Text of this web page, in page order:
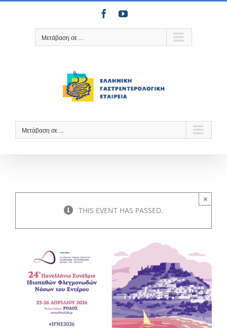
Μετάβαση
FacebookYouTube
Μετάβαση σε ...
Μετάβαση σε ...
THIS EVENT HAS PASSED.
×